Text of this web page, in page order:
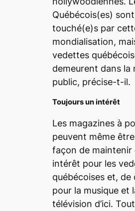
Québécois(es)
touché(e)s par
mondialisation,
vedettes
demeurent dans la
public, précise-t-il.
Toujours un intérêt
Les magazines à
peuvent même
façon de maintenir
intérêt pour les
québécoises et, de
pour la musique et
télévision d’ici.